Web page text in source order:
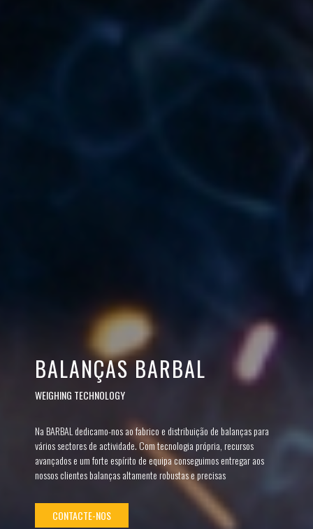
BALANÇAS BARBAL
WEIGHING TECHNOLOGY
Na BARBAL dedicamo-nos ao fabrico e distribuição de balanças para
vários sectores de actividade. Com tecnologia própria, recursos
avançados e um forte espírito de equipa conseguimos entregar aos
nossos clientes balanças altamente robustas e precisas
CONTACTE-NOS